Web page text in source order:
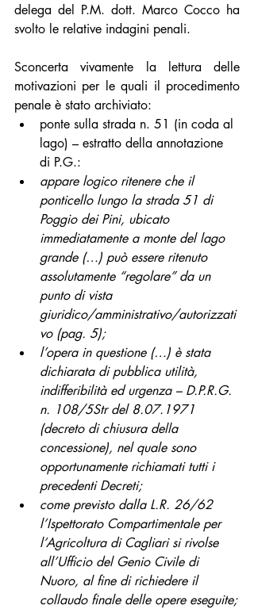
delega del P.M. dott. Marco Cocco ha
svolto le relative indagini penali.
Sconcerta vivamente la lettura delle
motivazioni per le quali il procedimento
penale è stato archiviato:
ponte sulla strada n. 51 (in coda al
lago) – estratto della annotazione
di P.G.:
appare logico ritenere che il
ponticello lungo la strada 51 di
Poggio dei Pini, ubicato
immediatamente a monte del lago
grande (…) può essere ritenuto
assolutamente “regolare” da un
punto di vista
giuridico/amministrativo/autorizzati
vo (pag. 5);
l’opera in questione (…) è stata
dichiarata di pubblica utilità,
indifferibilità ed urgenza – D.P.R.G.
n. 108/5Str del 8.07.1971
(decreto di chiusura della
concessione), nel quale sono
opportunamente richiamati tutti i
precedenti Decreti;
come previsto dalla L.R. 26/62
l’Ispettorato Compartimentale per
l’Agricoltura di Cagliari si rivolse
all’Ufficio del Genio Civile di
Nuoro, al fine di richiedere il
collaudo finale delle opere eseguite;